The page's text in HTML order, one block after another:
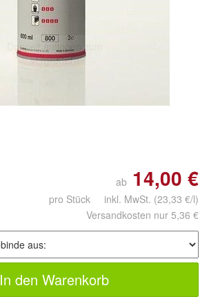
Doppelt antippen zum
vergrößern
ab 14,00 €
pro Stück inkl. MwSt. (23,33 €/l)
Versandkosten nur 5,36 €
In den Warenkorb